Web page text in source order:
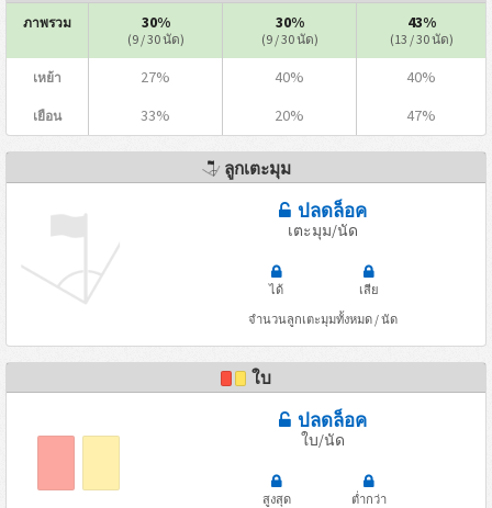
ภาพรวม 30%
(9 / 30 นัด)
30%
(9 / 30 นัด)
43%
(13 / 30 นัด)
เหย้า 27% 40% 40%
เยือน 33% 20% 47%
ลูกเตะมุม
ปลดล็อค
เตะมุม/นัด
ได้
เสีย
จำนวนลูกเตะมุมทั้งหมด / นัด
ใบ
ปลดล็อค
ใบ/นัด
สูงสุด
ต่ำกว่า